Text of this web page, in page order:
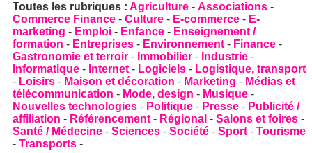
Toutes les rubriques : Agriculture - Associations -
Commerce Finance - Culture - E-commerce - E-
marketing - Emploi - Enfance - Enseignement /
formation - Entreprises - Environnement - Finance -
Gastronomie et terroir - Immobilier - Industrie -
Informatique - Internet - Logiciels - Logistique, transport
- Loisirs - Maison et décoration - Marketing - Médias et
télécommunication - Mode, design - Musique -
Nouvelles technologies - Politique - Presse - Publicité /
affiliation - Référencement - Régional - Salons et foires -
Santé / Médecine - Sciences - Société - Sport - Tourisme
- Transports -